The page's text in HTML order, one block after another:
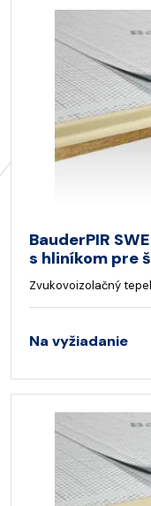
BauderPIR
s hliníkom pre
Zvukovoizolačný
Na vyžiadanie